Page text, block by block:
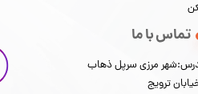
تماس با ما
مرزی سرپل ذهاب
ترویج